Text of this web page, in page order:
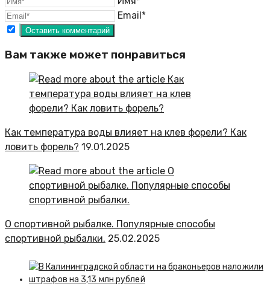
Email*
Вам также может понравиться
Как температура воды влияет на клев форели? Как
ловить форель? 19.01.2025
О спортивной рыбалке. Популярные способы
спортивной рыбалки. 25.02.2025